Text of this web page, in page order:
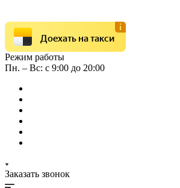
Доехать на такси
Режим работы
Пн. – Вс: с 9:00 до 20:00
Заказать звонок